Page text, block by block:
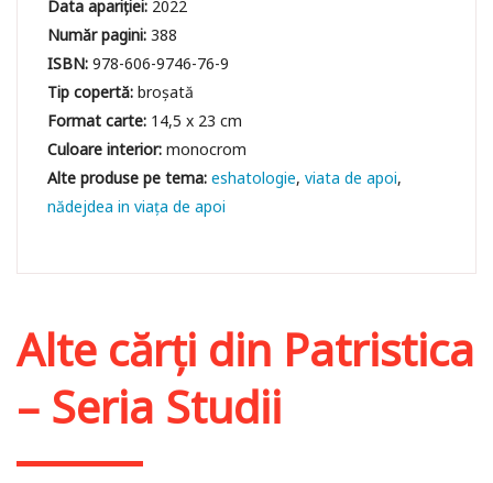
Data apariției: 2022
Număr pagini:388
ISBN:978-606-9746-76-9
Tip copertă:broșată
Format carte: 14,5 x 23 cm
Culoare interior:monocrom
eshatologie viata de apoi
nădejdea in viața de apoi
Alte cărți din Patristica
– Seria Studii